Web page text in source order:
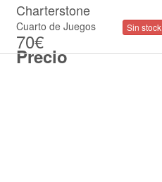
Precio
Charterstone
Cuarto de Juegos
70€
Sin stock